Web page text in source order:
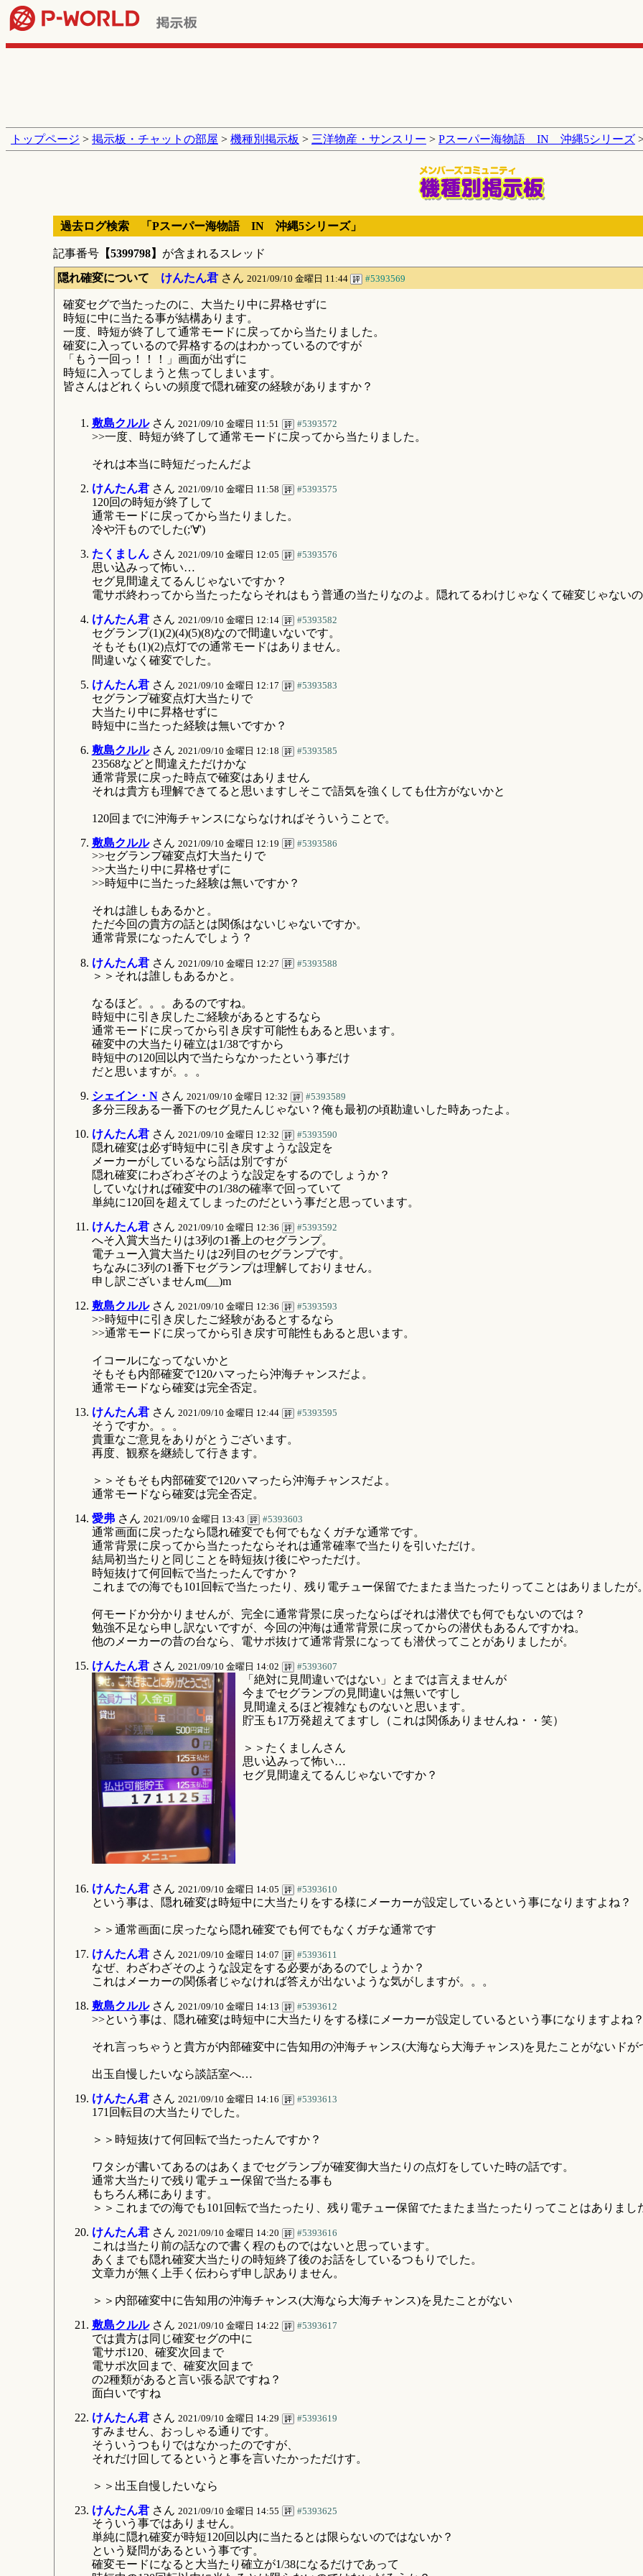
トップページ > 掲示板・チャットの部屋 > 機種別掲示板 > 三洋物産・サンスリー > Pスーパー海物語 IN 沖縄5シリーズ
過去ログ検索 「Pスーパー海物語 IN 沖縄5シリーズ」
記事番号 【5399798】 が含まれるスレッド
隠れ確変について けんたん君さん 2021/09/10 金曜日 11:44 #5393569
確変セグで当たったのに、大当たり中に昇格せずに
時短に中に当たる事が結構あります。
一度、時短が終了して通常モードに戻ってから当たりました。
確変に入っているので昇格するのはわかっているのですが
「もう一回っ！！！」画面が出ずに
時短に入ってしまうと焦ってしまいます。
皆さんはどれくらいの頻度で隠れ確変の経験がありますか？
敷島クルルさん 2021/09/10 金曜日 11:51 #5393572
>>一度、時短が終了して通常モードに戻ってから当たりました。
それは本当に時短だったんだよ
けんたん君さん 2021/09/10 金曜日 11:58 #5393575
120回の時短が終了して
通常モードに戻ってから当たりました。
冷や汗ものでした(;'∀')
たくましんさん 2021/09/10 金曜日 12:05 #5393576
思い込みって怖い…
セグ見間違えてるんじゃないですか？
電サポ終わってから当たったならそれはもう普通の当たりなのよ。隠れてるわけじゃなくて確変じゃない
けんたん君さん 2021/09/10 金曜日 12:14 #5393582
セグランプ(1)(2)(4)(5)(8)なので間違いないです。
そもそも(1)(2)点灯での通常モードはありません。
間違いなく確変でした。
けんたん君さん 2021/09/10 金曜日 12:17 #5393583
セグランプ確変点灯大当たりで
大当たり中に昇格せずに
時短中に当たった経験は無いですか？
敷島クルルさん 2021/09/10 金曜日 12:18 #5393585
23568などと間違えただけかな
通常背景に戻った時点で確変はありません
それは貴方も理解できてると思いますしそこで語気を強くしても仕方がないかと
120回までに沖海チャンスにならなければそういうことで。
敷島クルルさん 2021/09/10 金曜日 12:19 #5393586
>>セグランプ確変点灯大当たりで
>>大当たり中に昇格せずに
>>時短中に当たった経験は無いですか？
それは誰しもあるかと。
ただ今回の貴方の話とは関係はないじゃないですか。
通常背景になったんでしょう？
けんたん君さん 2021/09/10 金曜日 12:27 #5393588
＞＞それは誰しもあるかと。
なるほど。。。あるのですね。
時短中に引き戻したご経験があるとするなら
通常モードに戻ってから引き戻す可能性もあると思います。
確変中の大当たり確立は1/38ですから
時短中の120回以内で当たらなかったという事だけ
だと思いますが。。。
シェイン・Nさん 2021/09/10 金曜日 12:32 #5393589
多分三段ある一番下のセグ見たんじゃない？俺も最初の頃勘違いした時あったよ。
けんたん君さん 2021/09/10 金曜日 12:32 #5393590
隠れ確変は必ず時短中に引き戻すような設定を
メーカーがしているなら話は別ですが
隠れ確変にわざわざそのような設定をするのでしょうか？
していなければ確変中の1/38の確率で回っていて
単純に120回を超えてしまったのだという事だと思っています。
けんたん君さん 2021/09/10 金曜日 12:36 #5393592
へそ入賞大当たりは3列の1番上のセグランプ。
電チュー入賞大当たりは2列目のセグランプです。
ちなみに3列の1番下セグランプは理解しておりません。
申し訳ございませんm(__)m
敷島クルルさん 2021/09/10 金曜日 12:36 #5393593
>>時短中に引き戻したご経験があるとするなら
>>通常モードに戻ってから引き戻す可能性もあると思います。
イコールになってないかと
そもそも内部確変で120ハマったら沖海チャンスだよ。
通常モードなら確変は完全否定。
けんたん君さん 2021/09/10 金曜日 12:44 #5393595
そうですか。。。
貴重なご意見をありがとうございます。
再度、観察を継続して行きます。
＞＞そもそも内部確変で120ハマったら沖海チャンスだよ。
通常モードなら確変は完全否定。
愛弗さん 2021/09/10 金曜日 13:43 #5393603
通常画面に戻ったなら隠れ確変でも何でもなくガチな通常です。
通常背景に戻ってから当たったならそれは通常確率で当たりを引いただけ。
結局初当たりと同じことを時短抜け後にやっただけ。
時短抜けて何回転で当たったんですか？
これまでの海でも101回転で当たったり、残り電チュー保留でたまたま当たったりってことはありましたが
何モードか分かりませんが、完全に通常背景に戻ったならばそれは潜伏でも何でもないのでは？
勉強不足なら申し訳ないですが、今回の沖海は通常背景に戻ってからの潜伏もあるんですかね。
他のメーカーの昔の台なら、電サポ抜けて通常背景になっても潜伏ってことがありましたが。
けんたん君さん 2021/09/10 金曜日 14:02 #5393607
「絶対に見間違いではない」とまでは言えませんが
今までセグランプの見間違いは無いですし
見間違えるほど複雑なものないと思います。
貯玉も17万発超えてますし（これは関係ありませんね・・笑）
＞＞たくましんさん
思い込みって怖い…
セグ見間違えてるんじゃないですか？
けんたん君さん 2021/09/10 金曜日 14:05 #5393610
という事は、隠れ確変は時短中に大当たりをする様にメーカーが設定しているという事になりますよね？
＞＞通常画面に戻ったなら隠れ確変でも何でもなくガチな通常です
けんたん君さん 2021/09/10 金曜日 14:07 #5393611
なぜ、わざわざそのような設定をする必要があるのでしょうか？
これはメーカーの関係者じゃなければ答えが出ないような気がしますが。。。
敷島クルルさん 2021/09/10 金曜日 14:13 #5393612
>>という事は、隠れ確変は時短中に大当たりをする様にメーカーが設定しているという事になりますよね
それ言っちゃうと貴方が内部確変中に告知用の沖海チャンス(大海なら大海チャンス)を見たことがないド
出玉自慢したいなら談話室へ…
けんたん君さん 2021/09/10 金曜日 14:16 #5393613
171回転目の大当たりでした。
＞＞時短抜けて何回転で当たったんですか？
ワタシが書いてあるのはあくまでセグランプが確変御大当たりの点灯をしていた時の話です。
通常大当たりで残り電チュー保留で当たる事も
もちろん稀にあります。
＞＞これまでの海でも101回転で当たったり、残り電チュー保留でたまたま当たったりってことはありまし
けんたん君さん 2021/09/10 金曜日 14:20 #5393616
これは当たり前の話なので書く程のものではないと思っています。
あくまでも隠れ確変大当たりの時短終了後のお話をしているつもりでした。
文章力が無く上手く伝わらず申し訳ありません。
＞＞内部確変中に告知用の沖海チャンス(大海なら大海チャンス)を見たことがない
敷島クルルさん 2021/09/10 金曜日 14:22 #5393617
では貴方は同じ確変セグの中に
電サポ120、確変次回まで
電サポ次回まで、確変次回まで
の2種類があると言い張る訳ですね？
面白いですね
けんたん君さん 2021/09/10 金曜日 14:29 #5393619
すみません、おっしゃる通りです。
そういうつもりではなかったのですが、
それだけ回してるというと事を言いたかっただけす。
＞＞出玉自慢したいなら
けんたん君さん 2021/09/10 金曜日 14:55 #5393625
そういう事ではありません。
単純に隠れ確変が時短120回以内に当たるとは限らないのではないか？
という疑問があるという事です。
確変モードになると大当たり確立が1/38になるだけであって